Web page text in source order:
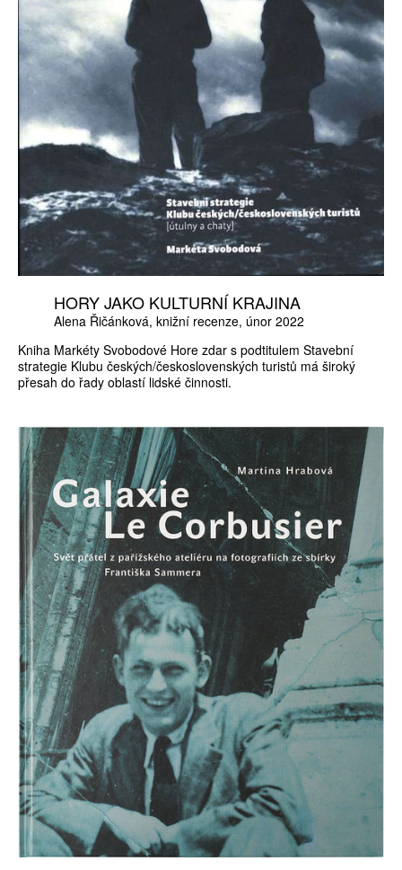
HORY JAKO KULTURNÍ KRAJINA
Alena Řičánková knižní recenze únor 2022
Kniha Markéty Svobodové Hore zdar s podtitulem Stavební
strategie Klubu českých/československých turistů má široký
přesah do řady oblastí lidské činnosti.